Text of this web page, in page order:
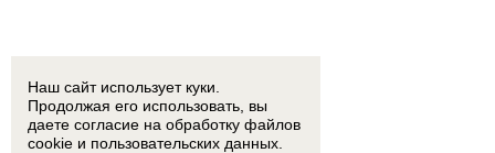
Наш сайт использует куки.
Продолжая его использовать, вы
даете согласие на обработку файлов
cookie и пользовательских данных.